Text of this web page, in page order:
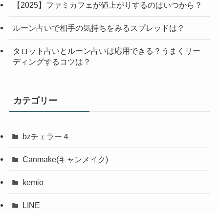
【2025】ファミカフェが値上がりするのはいつから？
ルーン占いで相手の気持ちをみるスプレッドは？
タロット占いとルーン占いは応用できる？うまくリー
ディングするコツは？
カテゴリー
bzチェラー４
Canmake(キャンメイク)
kemio
LINE